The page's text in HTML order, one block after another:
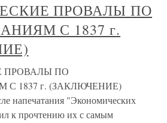
ПРОВАЛЫ ПО
С 1837 г.
ПРОВАЛЫ ПО
1837 г. (ЗАКЛЮЧЕНИЕ)
напечатания "Экономических
к прочтению их с самым